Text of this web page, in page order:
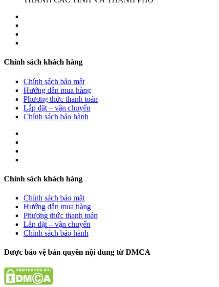
Chính sách khách hàng
Chính sách bảo mật
Hướng dẫn mua hàng
Phương thức thanh toán
Lắp đặt – vận chuyển
Chính sách bảo hành
Chính sách khách hàng
Chính sách bảo mật
Hướng dẫn mua hàng
Phương thức thanh toán
Lắp đặt – vận chuyển
Chính sách bảo hành
Được bảo vệ bản quyền nội dung từ DMCA